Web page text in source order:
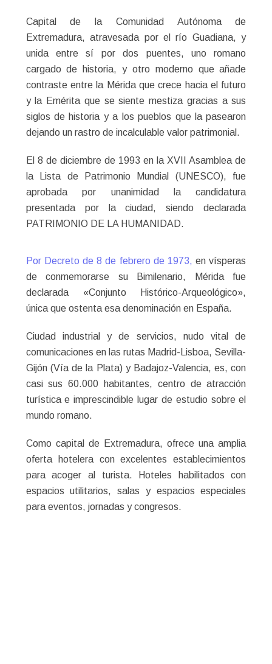
Capital de la Comunidad Autónoma de
Extremadura, atravesada por el río Guadiana, y
unida entre sí por dos puentes, uno romano
cargado de historia, y otro moderno que añade
contraste entre la Mérida que crece hacia el futuro
y la Emérita que se siente mestiza gracias a sus
siglos de historia y a los pueblos que la pasearon
dejando un rastro de incalculable valor patrimonial.
El 8 de diciembre de 1993 en la XVII Asamblea de
la Lista de Patrimonio Mundial (UNESCO), fue
aprobada por unanimidad la candidatura
presentada por la ciudad, siendo declarada
PATRIMONIO DE LA HUMANIDAD.
Por Decreto de 8 de febrero de 1973, en vísperas
de conmemorarse su Bimilenario, Mérida fue
declarada «Conjunto Histórico-Arqueológico»,
única que ostenta esa denominación en España.
Ciudad industrial y de servicios, nudo vital de
comunicaciones en las rutas Madrid-Lisboa, Sevilla-
Gijón (Vía de la Plata) y Badajoz-Valencia, es, con
casi sus 60.000 habitantes, centro de atracción
turística e imprescindible lugar de estudio sobre el
mundo romano.
Como capital de Extremadura, ofrece una amplia
oferta hotelera con excelentes establecimientos
para acoger al turista. Hoteles habilitados con
espacios utilitarios, salas y espacios especiales
para eventos, jornadas y congresos.